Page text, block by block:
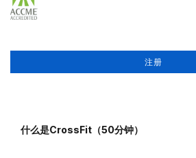
注册
什么是CrossFit（50分钟）